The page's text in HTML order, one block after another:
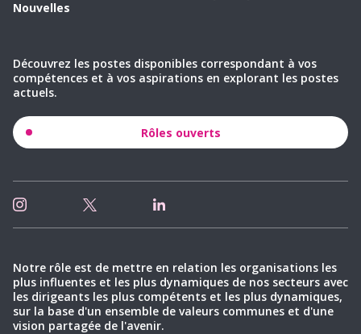
Nouvelles
Découvrez les postes disponibles correspondant à vos
compétences et à vos aspirations en explorant les postes
actuels.
Rôles ouverts
Notre rôle est de mettre en relation les organisations les
plus influentes et les plus dynamiques de nos secteurs avec
les dirigeants les plus compétents et les plus dynamiques,
sur la base d'un ensemble de valeurs communes et d'une
vision partagée de l'avenir.